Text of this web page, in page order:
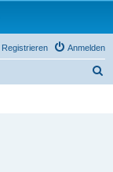
Anmelden
Registrieren